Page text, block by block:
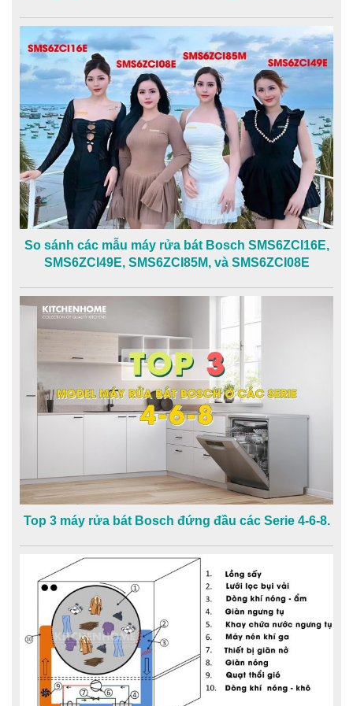
So sánh các mẫu máy rửa bát Bosch SMS6ZCI16E,
SMS6ZCI49E, SMS6ZCI85M, và SMS6ZCI08E
Top 3 máy rửa bát Bosch đứng đầu các Serie 4-6-8.